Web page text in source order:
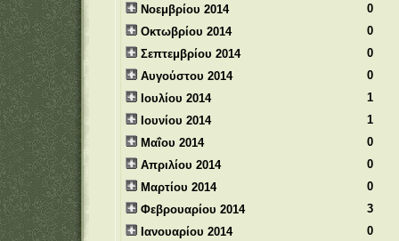
Νοεμβρίου 2014
0
Οκτωβρίου 2014
0
Σεπτεμβρίου 2014
0
Αυγούστου 2014
0
Ιουλίου 2014
1
Ιουνίου 2014
1
Μαΐου 2014
0
Απριλίου 2014
0
Μαρτίου 2014
0
Φεβρουαρίου 2014
3
Ιανουαρίου 2014
0